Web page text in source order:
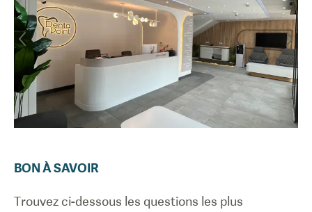
BON À SAVOIR
Trouvez ci-dessous les questions les plus